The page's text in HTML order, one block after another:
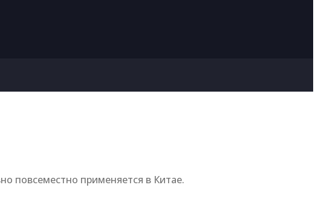
повсеместно применяется в Китае.